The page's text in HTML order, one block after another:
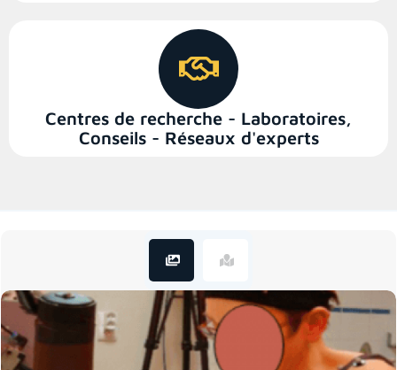
Centres de recherche - Laboratoires,
Conseils - Réseaux d'experts